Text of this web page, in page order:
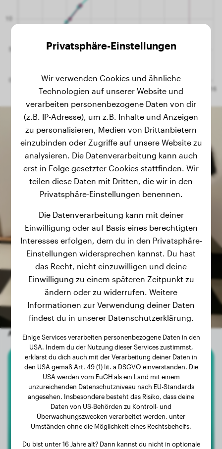
Andere zufällige Hunde
Berner Sennenhund
Senna
Privatsphäre-Einstellungen
Wir verwenden Cookies und ähnliche
Technologien auf unserer Website und
verarbeiten personenbezogene Daten von dir
(z.B. IP-Adresse), um z.B. Inhalte und Anzeigen
zu personalisieren, Medien von Drittanbietern
einzubinden oder Zugriffe auf unsere Website zu
analysieren. Die Datenverarbeitung kann auch
erst in Folge gesetzter Cookies stattfinden. Wir
teilen diese Daten mit Dritten, die wir in den
Privatsphäre-Einstellungen benennen.
Die Datenverarbeitung kann mit deiner
Einwilligung oder auf Basis eines berechtigten
Interesses erfolgen, dem du in den Privatsphäre-
Einstellungen widersprechen kannst. Du hast
das Recht, nicht einzuwilligen und deine
Einwilligung zu einem späteren Zeitpunkt zu
ändern oder zu widerrufen. Weitere
Informationen zur Verwendung deiner Daten
findest du in unserer Datenschutzerklärung.
Einige Services verarbeiten personenbezogene Daten in den
USA. Indem du der Nutzung dieser Services zustimmst,
erklärst du dich auch mit der Verarbeitung deiner Daten in
den USA gemäß Art. 49 (1) lit. a DSGVO einverstanden. Die
USA werden vom EuGH als ein Land mit einem
unzureichenden Datenschutzniveau nach EU-Standards
angesehen. Insbesondere besteht das Risiko, dass deine
Daten von US-Behörden zu Kontroll- und
Überwachungszwecken verarbeitet werden, unter
Umständen ohne die Möglichkeit eines Rechtsbehelfs.
Du bist unter 16 Jahre alt? Dann kannst du nicht in optionale